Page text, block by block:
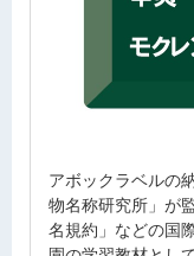
アボックラベルの
物名称研究所」が
名規約」などの国